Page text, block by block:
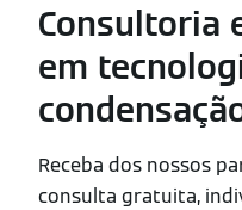
Consultoria
em
Receba dos nossos
consulta gratuita,